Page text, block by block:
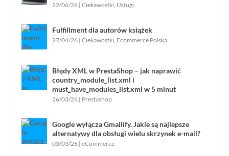
22/06/26 |Ciekawostki Usługi
Fulfillment dla autorów książek
27/04/26 |Ciekawostki Ecommerce Polska
Błędy XML w PrestaShop – jak naprawić
country_module_list.xml i
must_have_modules_list.xml w 5 minut
26/03/26 | Prestashop
Google wyłącza Gmailify. Jakie są najlepsze
alternatywy dla obsługi wielu skrzynek e-mail?
03/03/26 |eCommerce